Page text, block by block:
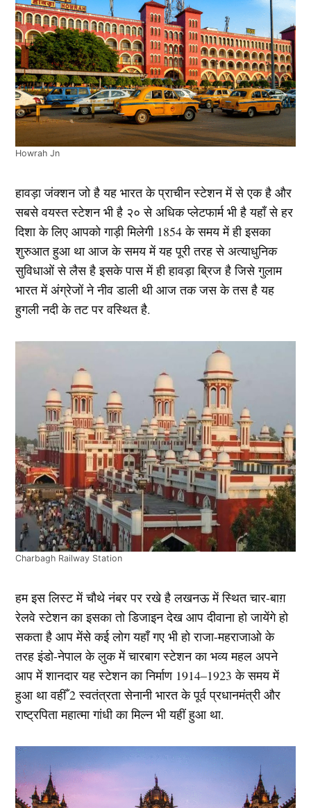
Howrah Jn
हावड़ा जंक्शन जो है यह भारत के प्राचीन स्टेशन में से एक है और
सबसे वयस्त स्टेशन भी है २० से अधिक प्लेटफार्म भी है यहाँ से हर
दिशा के लिए आपको गाड़ी मिलेगी 1854 के समय में ही इसका
शुरुआत हुआ था आज के समय में यह पूरी तरह से अत्याधुनिक
सुविधाओं से लैस है इसके पास में ही हावड़ा ब्रिज है जिसे गुलाम
भारत में अंग्रेजों ने नीव डाली थी आज तक जस के तस है यह
हुगली नदी के तट पर वस्थित है.
Charbagh Railway Station
हम इस लिस्ट में चौथे नंबर पर रखे है लखनऊ में स्थित चार-बाग़
रेलवे स्टेशन का इसका तो डिजाइन देख आप दीवाना हो जायेंगे हो
सकता है आप मेंसे कई लोग यहाँ गए भी हो राजा-महराजाओ के
तरह इंडो-नेपाल के लुक में चारबाग स्टेशन का भव्य महल अपने
आप में शानदार यह स्टेशन का निर्माण 1914–1923 के समय में
हुआ था वहीँ 2 स्वतंत्रता सेनानी भारत के पूर्व प्रधानमंत्री और
राष्ट्रपिता महात्मा गांधी का मिल्न भी यहीं हुआ था.